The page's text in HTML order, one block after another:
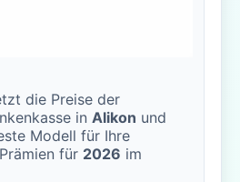
die Preise der
in Alikon und
Modell für Ihre
für 2026 im